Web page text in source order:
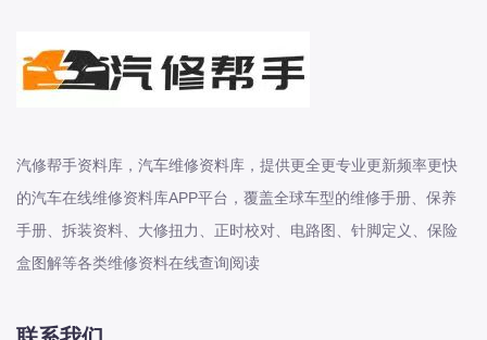
本田-东风本田
本田-广州本田
标致
标致
标致-进口
比亚迪
比亚迪-海外版
汽修帮手资料库，汽车维修资料库，提供更全更专业更新频率更快
的汽车在线维修资料库APP平台，覆盖全球车型的维修手册、保养
手册、拆装资料、大修扭力、正时校对、电路图、针脚定义、保险
盒图解等各类维修资料在线查询阅读